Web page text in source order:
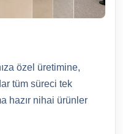
özel üretimine,
tüm süreci tek
hazır nihai ürünler